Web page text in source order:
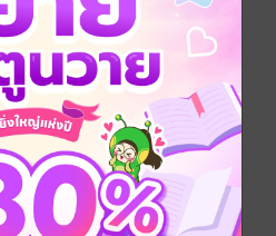
ที่กระท่อมอาจารย์เยี่ย รอ "ติ้ง
องใต้ศาลา คิดถึงผู้ตรวจการ
แห่งเขาตะวันตก แต่ไม่พบ
ไม้ผลิ ณ ลำธารเย่าซี
ณ เรือนหวางชางหลิง